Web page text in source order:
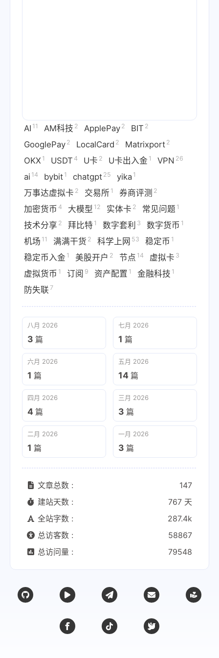
AI 11 AM科技 2 ApplePay 2 BIT 2
GooglePay 2 LocalCard 2 Matrixport 2
OKX 1 USDT 4 U卡 2 U卡出入金 1 VPN 26
ai 14 bybit 1 chatgpt 25 yika 1
万事达虚拟卡 2 交易所 1 券商评测 2
加密货币 4 大模型 12 实体卡 2 常见问题 1
技术分享 2 拜比特 1 数字套利 3 数字货币 1
机场 11 满满干货 2 科学上网 53 稳定币 1
稳定币入金 1 美股开户 2 节点 14 虚拟卡 3
虚拟货币 1 订阅 9 资产配置 1 金融科技 1
防失联 7
八月 2026
3 篇
七月 2026
1 篇
六月 2026
1 篇
五月 2026
14 篇
四月 2026
4 篇
三月 2026
3 篇
二月 2026
1 篇
一月 2026
3 篇
文章总数 :
147
建站天数 :
767 天
全站字数 :
287.4k
总访客数 :
58867
总访问量 :
79548